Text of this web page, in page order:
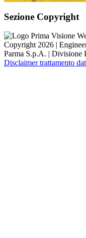
Sezione Copyright
Copyright 2026 |
Parma S.p.A. |
Disclaimer trattamento